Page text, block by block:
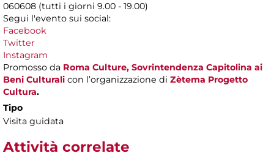
060608 (tutti i giorni 9.00 - 19.00)
Segui l'evento sui social:
Facebook
Twitter
Instagram
Promosso da Roma Culture, Sovrintendenza Capitolina ai
Beni Culturali con l’organizzazione di Zètema Progetto
Cultura.
Tipo
Visita guidata
Attività correlate